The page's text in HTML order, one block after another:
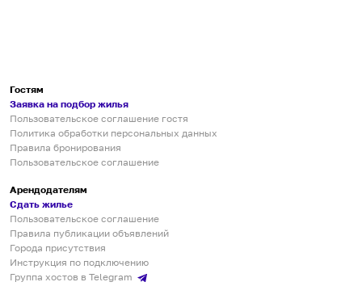
Гостям
Заявка на подбор жилья
Пользовательское соглашение гостя
Политика обработки персональных данных
Правила бронирования
Пользовательское соглашение
Арендодателям
Сдать жилье
Пользовательское соглашение
Правила публикации объявлений
Города присутствия
Инструкция по подключению
Группа хостов в Telegram